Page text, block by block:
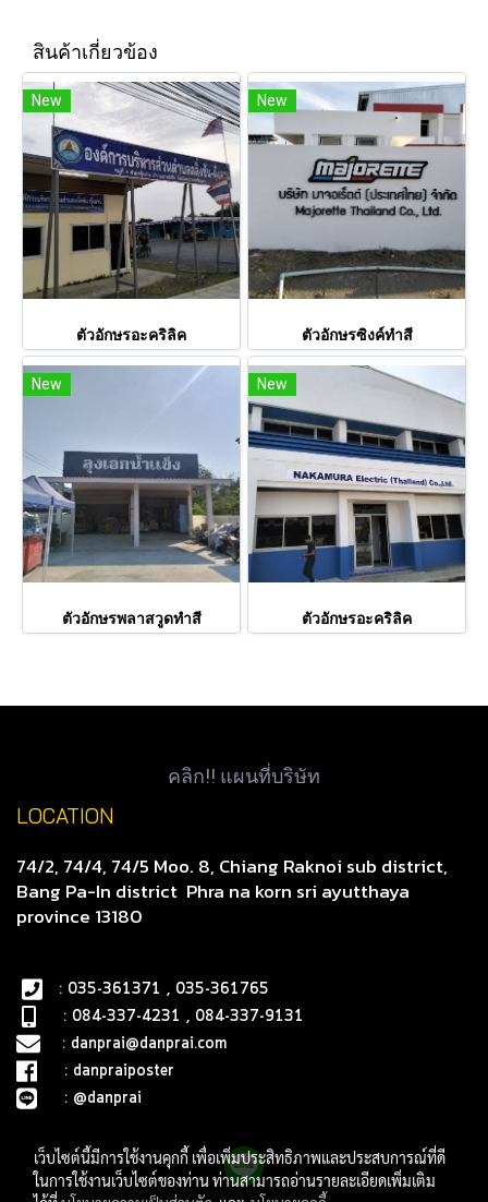
สินค้าเกี่ยวข้อง
New
ตัวอักษรอะคริลิค
New
ตัวอักษรซิงค์ทำสี
New
ตัวอักษรพลาสวูดทำสี
New
ตัวอักษรอะคริลิค
คลิก!! แผนที่บริษัท
LOCATION
74/2, 74/4, 74/5 Moo. 8, Chiang Raknoi sub district,
Bang Pa-In district Phra na korn sri ayutthaya
province 13180
: 035-361371 , 035-361765
: 084-337-4231 , 084-337-9131
: danprai@danprai.com
: danpraiposter
: @danprai
เว็บไซต์นี้มีการใช้งานคุกกี้ เพื่อเพิ่มประสิทธิภาพและประสบการณ์ที่ดี
ในการใช้งานเว็บไซต์ของท่าน ท่านสามารถอ่านรายละเอียดเพิ่มเติม